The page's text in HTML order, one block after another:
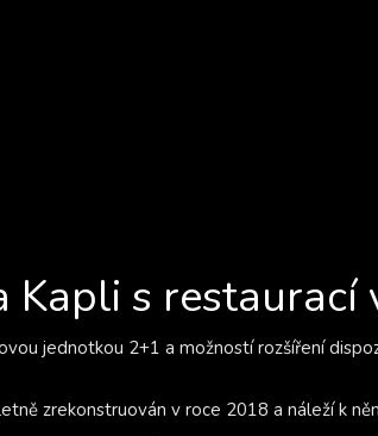
Kapli s restaurací
jednotkou 2+1 a možností rozšíření
zrekonstruován v roce 2018 a náleží k